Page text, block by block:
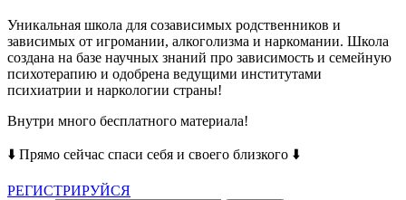
Уникальная школа для созависимых родственников и
зависимых от игромании, алкоголизма и наркомании. Школа
создана на базе научных знаний про зависимость и семейную
психотерапию и одобрена ведущими институтами
психиатрии и наркологии страны!
Внутри много бесплатного материала!
⬇️ Прямо сейчас спаси себя и своего близкого ⬇️
РЕГИСТРИРУЙСЯ